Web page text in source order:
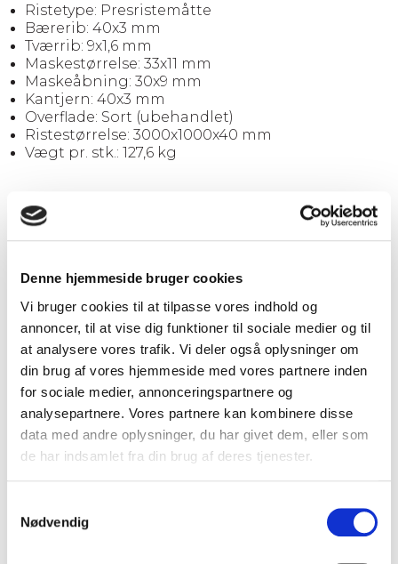
Denne hjemmeside bruger cookies
Vi bruger cookies til at tilpasse vores indhold og
annoncer, til at vise dig funktioner til sociale medier og til
at analysere vores trafik. Vi deler også oplysninger om
din brug af vores hjemmeside med vores partnere inden
for sociale medier, annonceringspartnere og
analysepartnere. Vores partnere kan kombinere disse
data med andre oplysninger, du har givet dem, eller som
de har indsamlet fra din brug af deres tjenester.
Nødvendig
Ristetype: Presristemåtte
Bærerib: 40x3 mm
Tværrib: 9x1,6 mm
Maskestørrelse: 33x11 mm
Maskeåbning: 30x9 mm
Kantjern: 40x3 mm
Overflade: Sort (ubehandlet)
Ristestørrelse: 3000x1000x40 mm
Vægt pr. stk.: 127,6 kg
HUSK FASTGØRELSESBESLAG